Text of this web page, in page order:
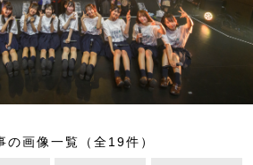
の画像一覧（全19件）